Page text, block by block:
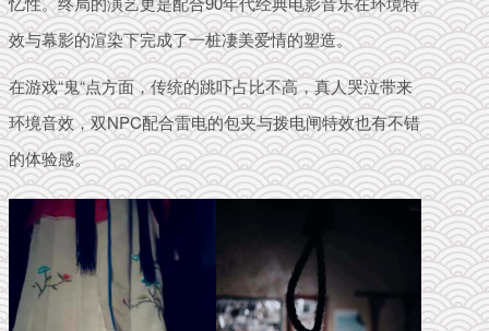
效与幕影的渲染下完成了一桩凄美爱情的塑造。
在游戏“鬼“点方面，传统的跳吓占比不高，真人哭泣带来
环境音效，双NPC配合雷电的包夹与拨电闸特效也有不错
的体验感。